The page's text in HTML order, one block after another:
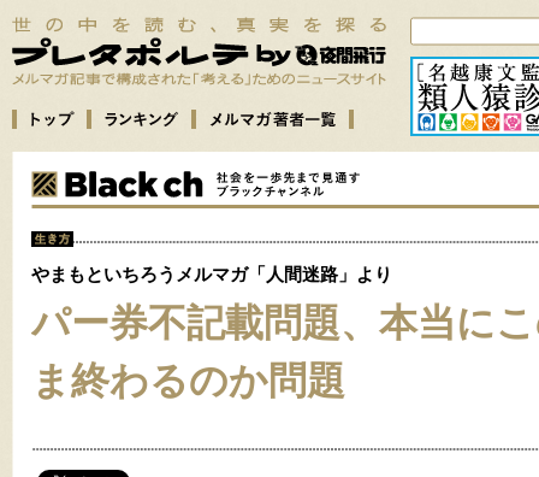
やまもといちろうメルマガ「人間迷路」より
パー券不記載問題、本当に
ま終わるのか問題